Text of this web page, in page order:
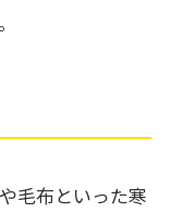
毛布といった寒